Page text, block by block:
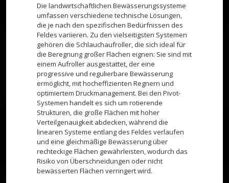
Die landwirtschaftlichen Bewässerungssysteme
umfassen verschiedene technische Lösungen,
die je nach den spezifischen Bedürfnissen des
Feldes variieren. Zu den vielseitigsten Systemen
gehören die Schlauchaufroller, die sich ideal für
die Beregnung großer Flächen eignen: Sie sind mit
einem Aufroller ausgestattet, der eine
progressive und regulierbare Bewässerung
ermöglicht, mit hocheffizienten Regnern und
optimiertem Druckmanagement. Bei den Pivot-
Systemen handelt es sich um rotierende
Strukturen, die große Flächen mit hoher
Verteilgenauigkeit abdecken, während die
linearen Systeme entlang des Feldes verlaufen
und eine gleichmäßige Bewässerung über
rechteckige Flächen gewährleisten, wodurch das
Risiko von Überschneidungen oder nicht
bewässerten Flächen verringert wird.